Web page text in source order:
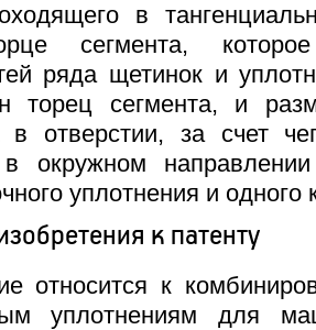
в
сегмента,
ряда щетинок и
торец сегмента, и
в отверстии, за счет
окружном направлении
уплотнения и одного
к патенту
относится к
уплотнениям для